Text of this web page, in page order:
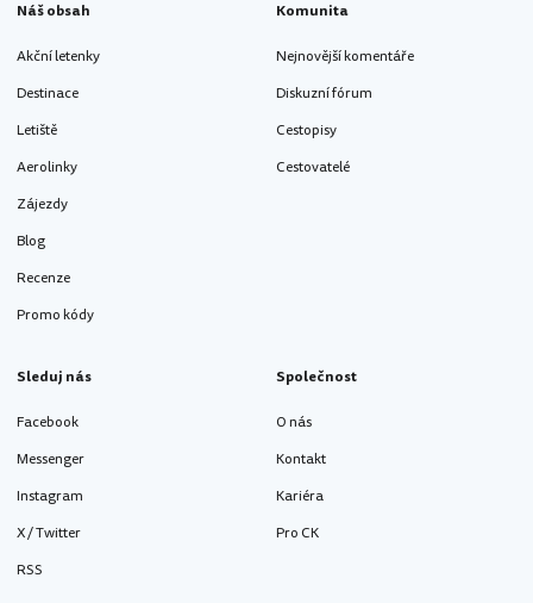
Náš obsah
Akční letenky
Destinace
Letiště
Aerolinky
Zájezdy
Blog
Recenze
Promo kódy
Komunita
Nejnovější komentáře
Diskuzní fórum
Cestopisy
Cestovatelé
Sleduj nás
Facebook
Messenger
Instagram
X / Twitter
RSS
Společnost
O nás
Kontakt
Kariéra
Pro CK